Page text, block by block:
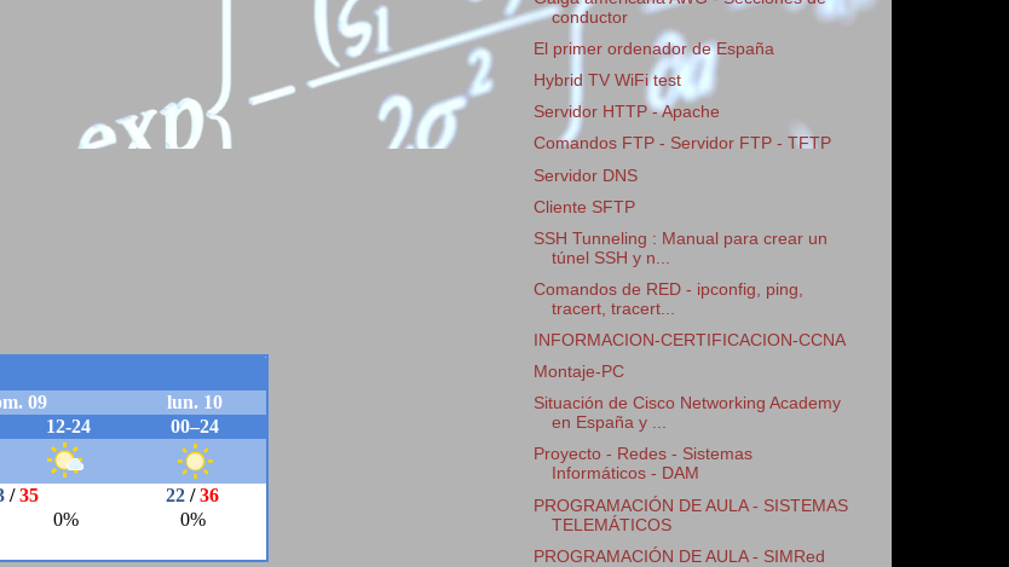
conductor
El primer ordenador de España
Hybrid TV WiFi test
Servidor HTTP - Apache
Comandos FTP - Servidor FTP - TFTP
Servidor DNS
Cliente SFTP
SSH Tunneling : Manual para crear un
túnel SSH y n...
Comandos de RED - ipconfig, ping,
tracert, tracert...
INFORMACION-CERTIFICACION-CCNA
Montaje-PC
Situación de Cisco Networking Academy
en España y ...
Proyecto - Redes - Sistemas
Informáticos - DAM
PROGRAMACIÓN DE AULA - SISTEMAS
TELEMÁTICOS
PROGRAMACIÓN DE AULA - SIMRed